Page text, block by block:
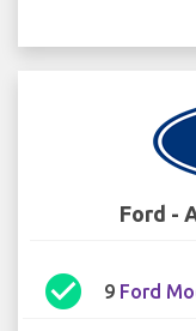
Ford -
check_circle 9 Ford